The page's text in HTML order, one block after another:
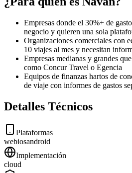
Empresas donde el 30%+ de
negocio y quieren una sola
Organizaciones comerciales con
10 viajes al mes y necesitan
Empresas medianas y grandes
como Concur Travel o Egencia
Equipos de finanzas hartos de
de viaje con informes de gastos
Detalles Técnicos
Plataformas
webiosandroid
Implementación
cloud